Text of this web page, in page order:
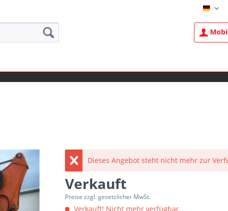
Dieses Angebot steht nicht mehr zur
Verkauft
Preise zzgl. gesetzlicher MwSt.
Verkauft! Nicht mehr verfügbar.